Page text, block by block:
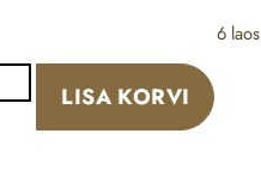
6 laos
LISA KORVI